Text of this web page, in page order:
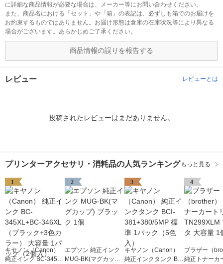
に詳細な商品情報が必要な場合は、メーカー等にお問い合わせください。
また、商品名における「セット」や「箱」の表記は、必ずしも箱でのお届けを
お約束するものではありません。お届け形態は倉庫の在庫状況等により異なる
場合がございます。あらかじめご了承ください。
商品情報の誤りを報告する
レビュー レビューとは
投稿されたレビューはまだありません。
プリンターアクセサリ・消耗品の人気ランキング もっと見る
1
キヤノン（Canon）
純正インク BC-345XL
2
エプソン 純正インク
MUG-BK(マグカップ)
3
キヤノン（Canon）
純正インクタンク BCI
4
ブラザー（
純正トナーカ